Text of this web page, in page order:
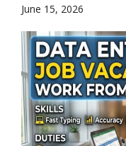
June 15, 2026